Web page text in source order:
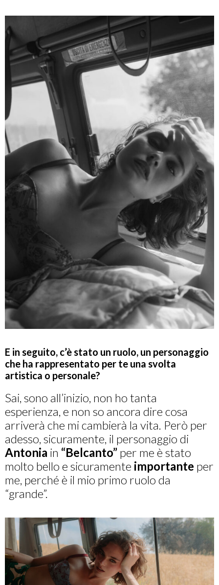
E in seguito, c’è stato un ruolo, un personaggio
che ha rappresentato per te una svolta
artistica o personale?
Sai, sono all’inizio, non ho tanta
esperienza, e non so ancora dire cosa
arriverà che mi cambierà la vita. Però per
adesso, sicuramente, il personaggio di
Antonia in “Belcanto” per me è stato
molto bello e sicuramente importante per
me, perché è il mio primo ruolo da
“grande”.